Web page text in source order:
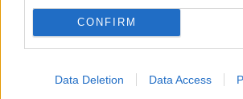
CONFIRM
Data Deletion Data Access
un ferito
Sangue, musica e solidarietà
Delta Center